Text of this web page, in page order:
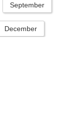
September
December